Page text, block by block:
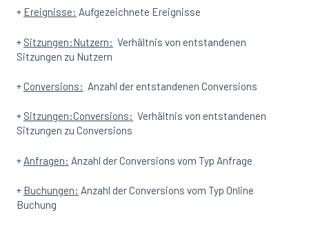
+ Ereignisse: Aufgezeichnete Ereignisse
+ Sitzungen:Nutzern: Verhältnis von entstandenen
Sitzungen zu Nutzern
+Conversions: Anzahl der entstandenen Conversions
+ Sitzungen:Conversions: Verhältnis von entstandenen
Sitzungen zu Conversions
+ Anfragen: Anzahl der Conversions vom Typ Anfrage
+ Buchungen: Anzahl der Conversions vom Typ Online
Buchung